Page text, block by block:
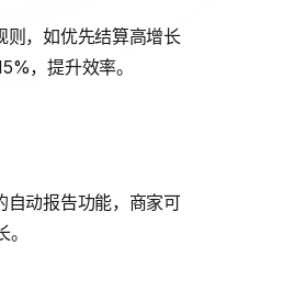
，如优先结算高增长
，提升效率。
动报告功能，商家可